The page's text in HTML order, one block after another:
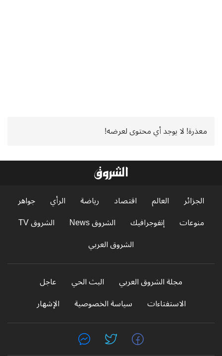
معذرة! لا يوجد أي محتوى لعرضه!
الجزائر العالم اقتصاد رياضة الرأي
جواهر
منوعات
إنفوجرافيك الشروق News
الشروق TV
الشروق العربي
مجلة الشروق العربي البث الحي
عاجل
الاستفتاءات
سياسة الخصوصية الإشهار